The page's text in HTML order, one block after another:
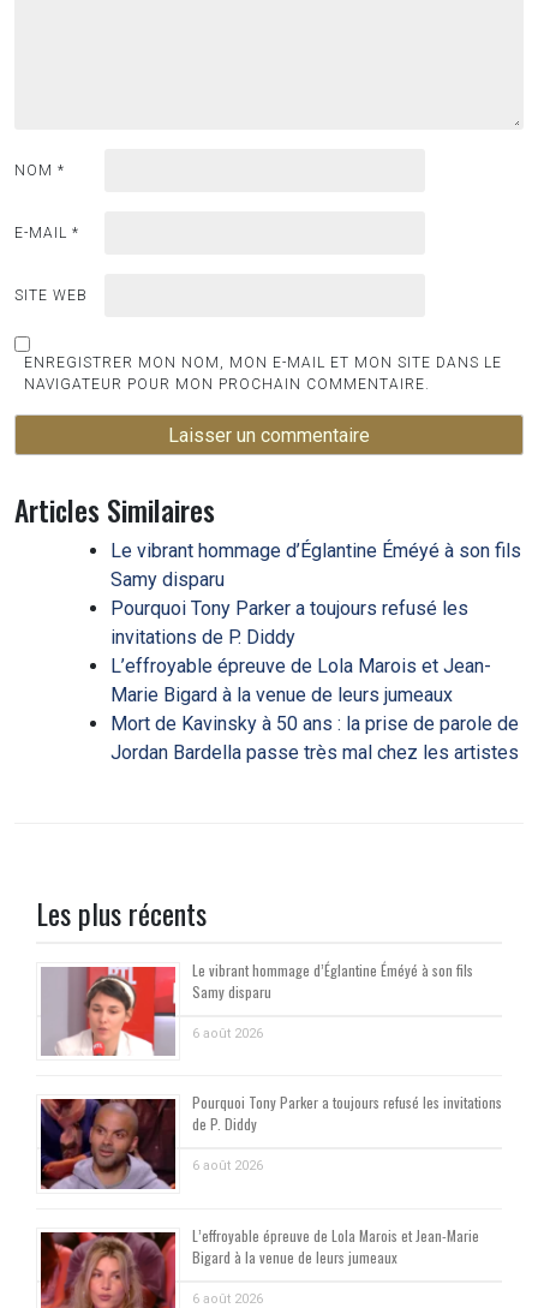
NOM *
E-MAIL *
SITE WEB
ENREGISTRER MON NOM, MON E-MAIL ET MON SITE DANS LE
NAVIGATEUR POUR MON PROCHAIN COMMENTAIRE.
Articles Similaires
Le vibrant hommage d’Églantine Éméyé à son fils
Samy disparu
Pourquoi Tony Parker a toujours refusé les
invitations de P. Diddy
L’effroyable épreuve de Lola Marois et Jean-
Marie Bigard à la venue de leurs jumeaux
Mort de Kavinsky à 50 ans : la prise de parole de
Jordan Bardella passe très mal chez les artistes
Les plus récents
Le vibrant hommage d’Églantine Éméyé à son fils
Samy disparu
6 août 2026
Pourquoi Tony Parker a toujours refusé les invitations
de P. Diddy
6 août 2026
L’effroyable épreuve de Lola Marois et Jean-Marie
Bigard à la venue de leurs jumeaux
6 août 2026